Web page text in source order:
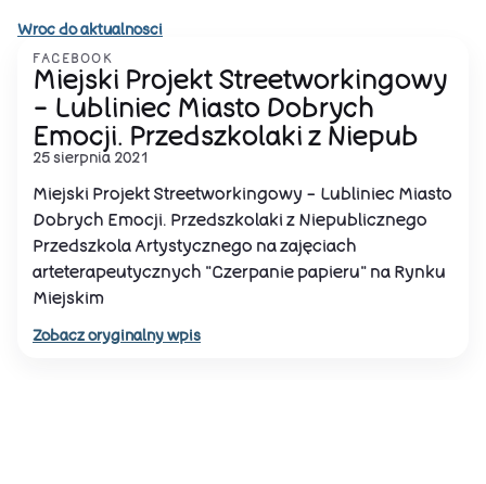
Wroc do aktualnosci
FACEBOOK
Miejski Projekt Streetworkingowy
- Lubliniec Miasto Dobrych
Emocji. Przedszkolaki z Niepub
25 sierpnia 2021
Miejski Projekt Streetworkingowy - Lubliniec Miasto
Dobrych Emocji. Przedszkolaki z Niepublicznego
Przedszkola Artystycznego na zajęciach
arteterapeutycznych "Czerpanie papieru" na Rynku
Miejskim
Zobacz oryginalny wpis